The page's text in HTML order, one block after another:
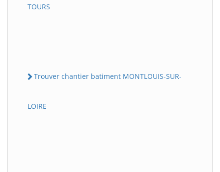
TOURS
Trouver chantier batiment MONTLOUIS-SUR-
LOIRE